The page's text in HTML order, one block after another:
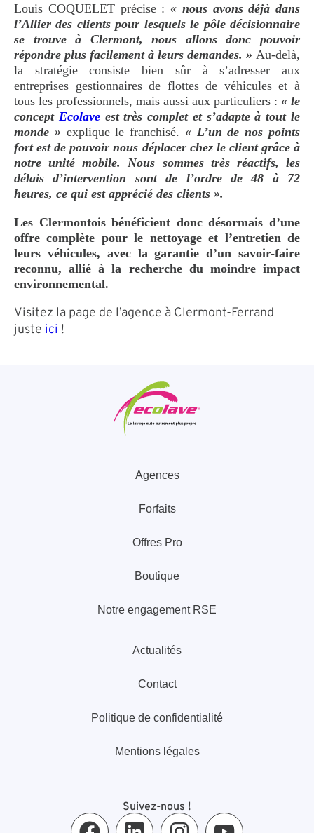
Louis COQUELET précise : « nous avons déjà dans
l’Allier des clients pour lesquels le pôle décisionnaire
se trouve à Clermont, nous allons donc pouvoir
répondre plus facilement à leurs demandes. » Au-delà,
la stratégie consiste bien sûr à s’adresser aux
entreprises gestionnaires de flottes de véhicules et à
tous les professionnels, mais aussi aux particuliers : « le
concept Ecolaveest très complet et s’adapte à tout le
monde » explique le franchisé. « L’un de nos points
fort est de pouvoir nous déplacer chez le client grâce à
notre unité mobile. Nous sommes très réactifs, les
délais d’intervention sont de l’ordre de 48 à 72
heures, ce qui est apprécié des clients ».
Les Clermontois bénéficient donc désormais d’une
offre complète pour le nettoyage et l’entretien de
leurs véhicules, avec la garantie d’un savoir-faire
reconnu, allié à la recherche du moindre impact
environnemental.
Visitez la page de l’agence à Clermont-Ferrand
juste ici !
Agences
Forfaits
Offres Pro
Boutique
Notre engagement RSE
Actualités
Contact
Politique de confidentialité
Mentions légales
Suivez-nous !